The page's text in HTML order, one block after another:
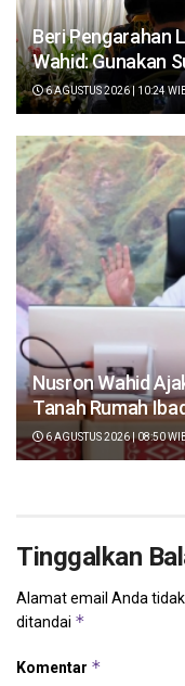
Beri Pengarahan
Wahid: Gunakan
6 AGUSTUS 2026 | 10:24
Nusron Wahid
Tanah Rumah
6 AGUSTUS 2026 | 08:50
Tinggalkan
Alamat email Anda
ditandai *
Komentar *